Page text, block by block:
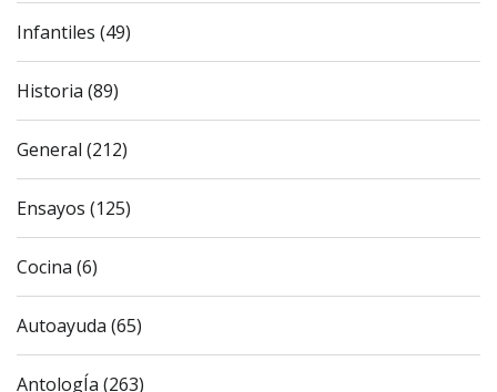
Infantiles (49)
Historia (89)
General (212)
Ensayos (125)
Cocina (6)
Autoayuda (65)
AntologÍa (263)